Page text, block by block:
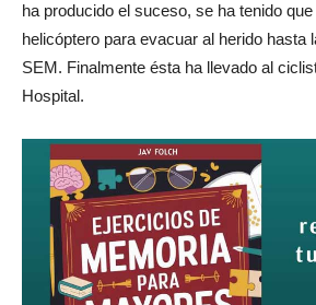
ha producido el suceso, se ha tenido
helicóptero para evacuar al herido hasta
SEM. Finalmente ésta ha llevado al
Hospital.